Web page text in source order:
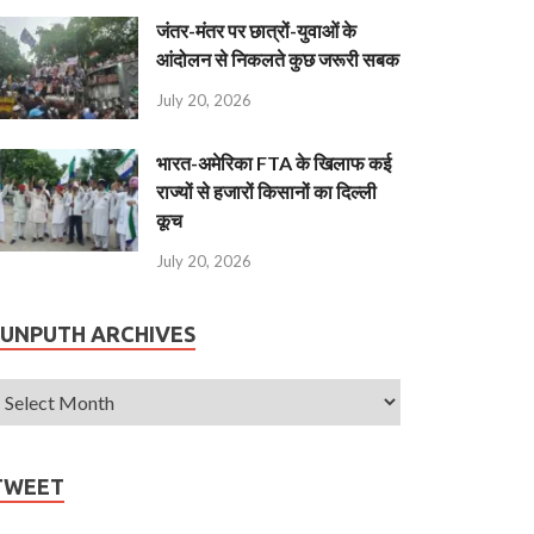
जंतर-मंतर पर छात्रों-युवाओं के
आंदोलन से निकलते कुछ जरूरी सबक
July 20, 2026
भारत-अमेरिका FTA के खिलाफ कई
राज्यों से हजारों किसानों का दिल्ली
कूच
July 20, 2026
ARCHIVES